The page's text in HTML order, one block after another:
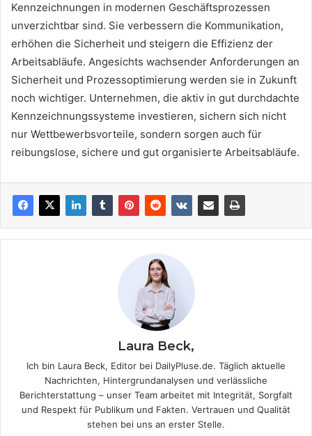
Kennzeichnungen in modernen Geschäftsprozessen
unverzichtbar sind. Sie verbessern die Kommunikation,
erhöhen die Sicherheit und steigern die Effizienz der
Arbeitsabläufe. Angesichts wachsender Anforderungen an
Sicherheit und Prozessoptimierung werden sie in Zukunft
noch wichtiger. Unternehmen, die aktiv in gut durchdachte
Kennzeichnungssysteme investieren, sichern sich nicht
nur Wettbewerbsvorteile, sondern sorgen auch für
reibungslose, sichere und gut organisierte Arbeitsabläufe.
Laura Beck,
Ich bin Laura Beck, Editor bei DailyPluse.de. Täglich aktuelle
Nachrichten, Hintergrundanalysen und verlässliche
Berichterstattung – unser Team arbeitet mit Integrität, Sorgfalt
und Respekt für Publikum und Fakten. Vertrauen und Qualität
stehen bei uns an erster Stelle.